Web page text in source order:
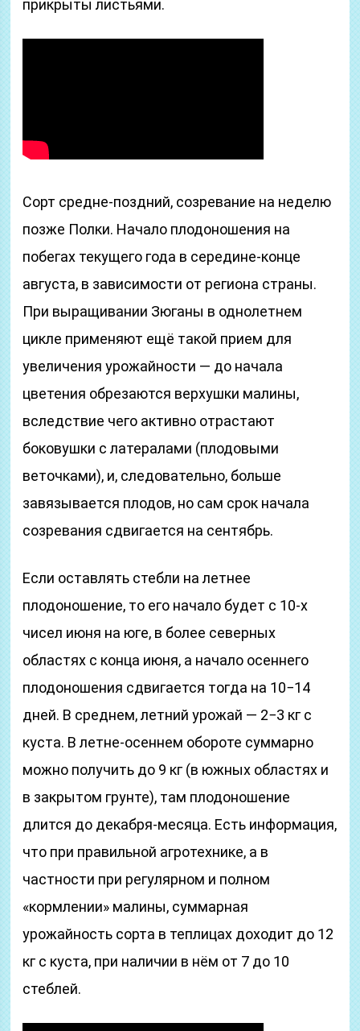
прикрыты листьями.
Сорт средне-поздний, созревание на неделю
позже Полки. Начало плодоношения на
побегах текущего года в середине-конце
августа, в зависимости от региона страны.
При выращивании Зюганы в однолетнем
цикле применяют ещё такой прием для
увеличения урожайности — до начала
цветения обрезаются верхушки малины,
вследствие чего активно отрастают
боковушки с латералами (плодовыми
веточками), и, следовательно, больше
завязывается плодов, но сам срок начала
созревания сдвигается на сентябрь.
Если оставлять стебли на летнее
плодоношение, то его начало будет с 10-х
чисел июня на юге, в более северных
областях с конца июня, а начало осеннего
плодоношения сдвигается тогда на 10−14
дней. В среднем, летний урожай — 2−3 кг с
куста. В летне-осеннем обороте суммарно
можно получить до 9 кг (в южных областях и
в закрытом грунте), там плодоношение
длится до декабря-месяца. Есть информация,
что при правильной агротехнике, а в
частности при регулярном и полном
«кормлении» малины, суммарная
урожайность сорта в теплицах доходит до 12
кг с куста, при наличии в нём от 7 до 10
стеблей.